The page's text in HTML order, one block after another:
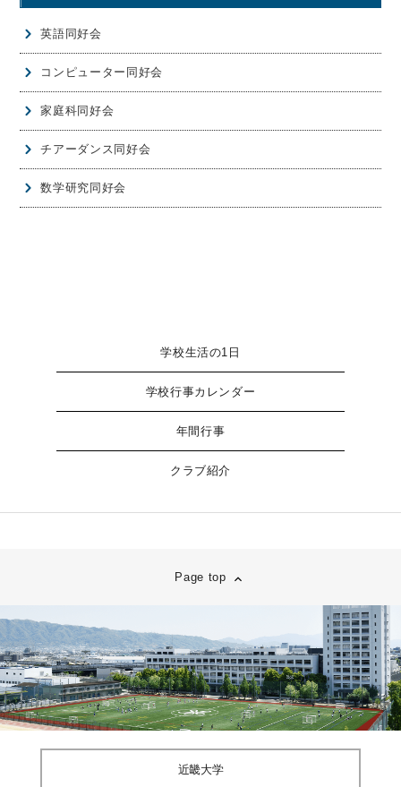
英語同好会
コンピューター同好会
家庭科同好会
チアーダンス同好会
数学研究同好会
学校生活の1日
学校行事カレンダー
年間行事
クラブ紹介
Page top
近畿大学